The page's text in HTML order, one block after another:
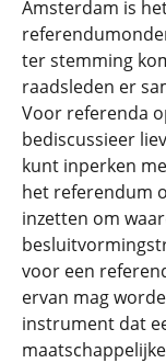
Amsterdam is
ter stemming
raadsleden er
Voor referenda
bediscussieer
kunt inperken
het referendum
inzetten om
voor een
ervan mag
instrument dat